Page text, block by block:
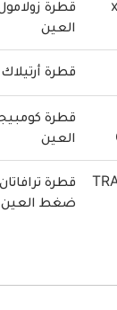
العين
قطرة أرتيلاك Artelac مرطبة للعين
العين
ضغط العين